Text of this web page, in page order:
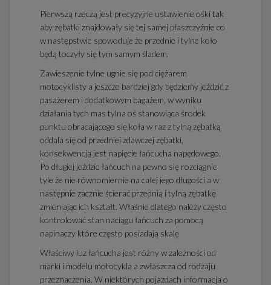
Pierwszą rzeczą jest precyzyjne ustawienie ośki tak
aby zębatki znajdowały się tej samej płaszczyźnie co
w następstwie spowoduje że przednie i tylne koło
będą toczyły się tym samym śladem.
Zawieszenie tylne ugnie się pod ciężarem
motocyklisty a jeszcze bardziej gdy będziemy jeździć z
pasażerem i dodatkowym bagażem, w wyniku
działania tych mas tylna oś stanowiąca środek
punktu obracającego się koła w raz z tylną zębatką
oddala się od przedniej zdawczej zębatki,
konsekwencją jest napięcie łańcucha napędowego.
Po długiej jeździe łańcuch na pewno się rozciągnie
tyle że nie równomiernie na całej jego długości a w
następnie zacznie ścierać przednią i tylną zębatkę
zmieniając ich kształt. Właśnie dlatego należy często
kontrolować stan naciągu łańcuch za pomocą
napinaczy które często posiadają skalę
Właściwy luz łańcucha jest różny w zależności od
marki i modelu motocykla a zwłaszcza od rodzaju
przeznaczenia. W niektórych pojazdach informacja o